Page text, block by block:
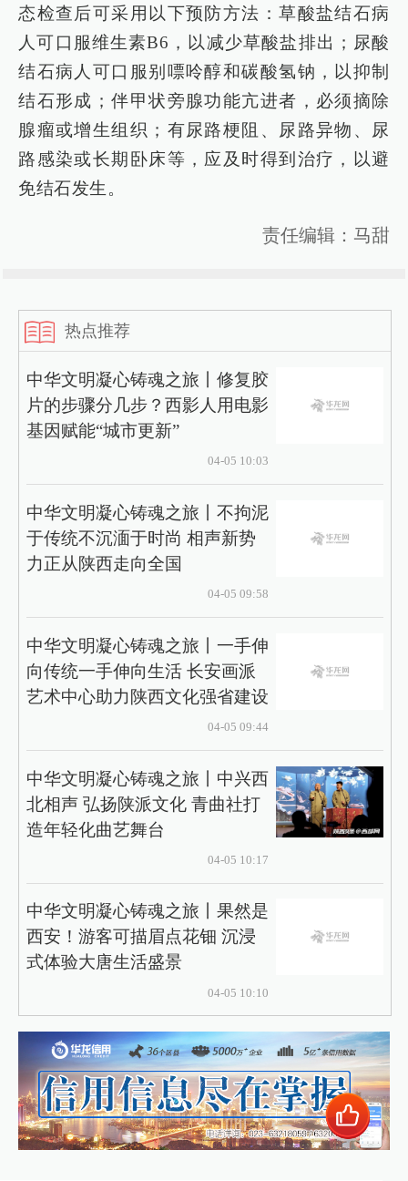
态检查后可采用以下预防方法：草酸盐结石病
人可口服维生素B6，以减少草酸盐排出；尿酸
结石病人可口服别嘌呤醇和碳酸氢钠，以抑制
结石形成；伴甲状旁腺功能亢进者，必须摘除
腺瘤或增生组织；有尿路梗阻、尿路异物、尿
路感染或长期卧床等，应及时得到治疗，以避
免结石发生。
责任编辑：马甜
热点推荐
中华文明凝心铸魂之旅丨修复胶
片的步骤分几步？西影人用电影
基因赋能“城市更新”
04-05 10:03
中华文明凝心铸魂之旅丨不拘泥
于传统不沉湎于时尚 相声新势
力正从陕西走向全国
04-05 09:58
中华文明凝心铸魂之旅丨一手伸
向传统一手伸向生活 长安画派
艺术中心助力陕西文化强省建设
04-05 09:44
中华文明凝心铸魂之旅丨中兴西
北相声 弘扬陕派文化 青曲社打
造年轻化曲艺舞台
04-05 10:17
中华文明凝心铸魂之旅丨果然是
西安！游客可描眉点花钿 沉浸
式体验大唐生活盛景
04-05 10:10